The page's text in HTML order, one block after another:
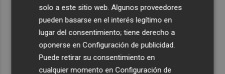
solo a este sitio web. Algunos proveedores
pueden basarse en el interés legítimo en
lugar del consentimiento; tiene derecho a
oponerse enConfiguración de publicidad.
Puede retirar su consentimiento en
cualquier momento enConfiguración de